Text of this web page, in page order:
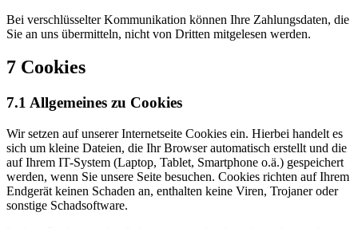
Bei verschlüsselter Kommunikation können Ihre Zahlungsdaten, die
Sie an uns übermitteln, nicht von Dritten mitgelesen werden.
7 Cookies
7.1 Allgemeines zu Cookies
Wir setzen auf unserer Internetseite Cookies ein. Hierbei handelt es
sich um kleine Dateien, die Ihr Browser automatisch erstellt und die
auf Ihrem IT-System (Laptop, Tablet, Smartphone o.ä.) gespeichert
werden, wenn Sie unsere Seite besuchen. Cookies richten auf Ihrem
Endgerät keinen Schaden an, enthalten keine Viren, Trojaner oder
sonstige Schadsoftware.